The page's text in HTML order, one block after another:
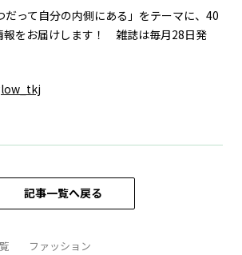
だって自分の内側にある」をテーマに、40
報をお届けします！ 雑誌は毎月28日発
記事一覧へ戻る
ファッション